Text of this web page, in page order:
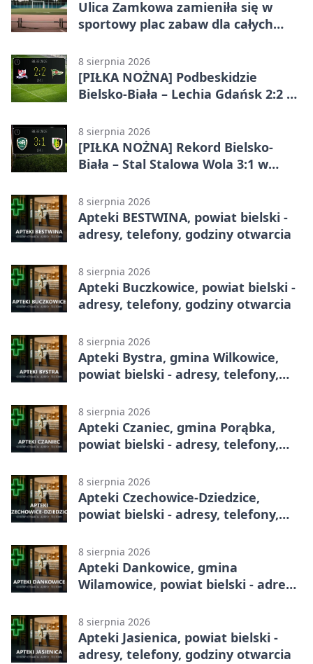
Ulica Zamkowa zamieniła się w
sportowy plac zabaw dla całych
8 sierpnia 2026
[PIŁKA NOŻNA] Podbeskidzie
Bielsko-Biała – Lechia Gdańsk 2:2 w
Bielsku-Białej
8 sierpnia 2026
[PIŁKA NOŻNA] Rekord Bielsko-
Biała – Stal Stalowa Wola 3:1 w
8 sierpnia 2026
Apteki BESTWINA, powiat bielski -
adresy, telefony, godziny otwarcia
8 sierpnia 2026
Apteki Buczkowice, powiat bielski -
adresy, telefony, godziny otwarcia
8 sierpnia 2026
Apteki Bystra, gmina Wilkowice,
powiat bielski - adresy, telefony,
8 sierpnia 2026
Apteki Czaniec, gmina Porąbka,
powiat bielski - adresy, telefony,
8 sierpnia 2026
Apteki Czechowice-Dziedzice,
powiat bielski - adresy, telefony,
8 sierpnia 2026
Apteki Dankowice, gmina
Wilamowice, powiat bielski - adresy,
8 sierpnia 2026
Apteki Jasienica, powiat bielski -
adresy, telefony, godziny otwarcia